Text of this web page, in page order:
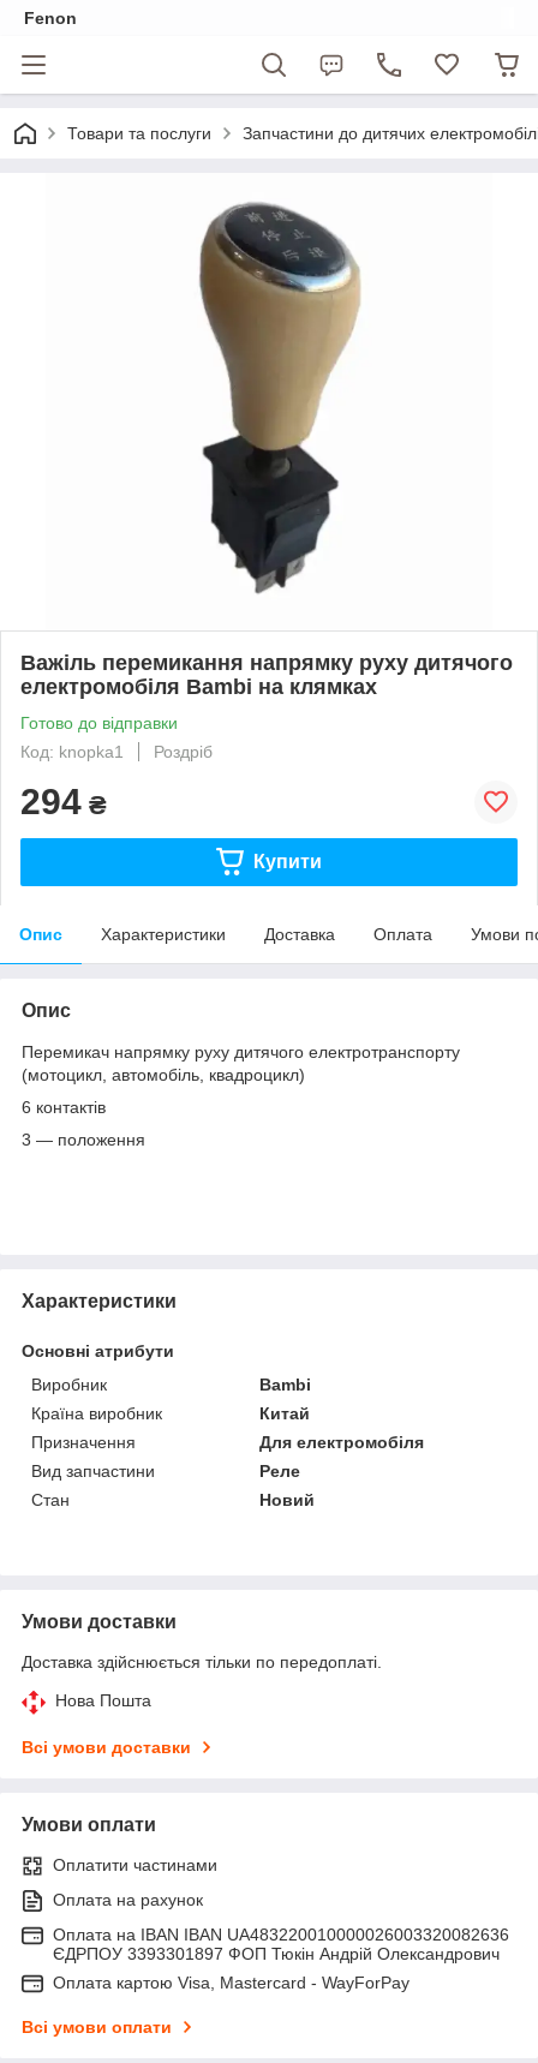
Fenon
Товари та послуги Запчастини до дитячих
Важіль перемикання напрямку руху дитячого
електромобіля Bambi на клямках
Готово до відправки
Код: knopka1
Роздріб
294 ₴
Купити
Опис Характеристики Доставка Оплата Умови
Опис
Перемикач напрямку руху дитячого електротранспорту
(мотоцикл, автомобіль, квадроцикл)
6 контактів
3 — положення
Характеристики
Основні атрибути
Виробник
Bambi
Країна виробник
Китай
Призначення
Для електромобіля
Вид запчастини
Реле
Стан
Новий
Умови доставки
Доставка здійснюється тільки по передоплаті.
Нова Пошта
Всі умови доставки
Умови оплати
Оплатити частинами
Оплата на рахунок
Оплата на IBAN IBAN UA483220010000026003320082636
ЄДРПОУ 3393301897 ФОП Тюкін Андрій Олександрович
Оплата картою Visa, Mastercard - WayForPay
Всі умови оплати